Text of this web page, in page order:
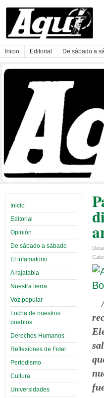
Inicio Editorial De sábado a
Inicio
Editorial
Opinión
De sábado a sábado
El infamatorio
A rajatabla
Nuestra tierra
Voz popular
Lucha de nuestros
pueblos
Derechos Humanos
Reflexiones de Fidel
Periodismo
Cultura
Universidades